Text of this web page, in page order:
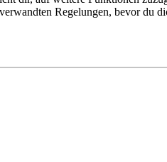
Regelungen, bevor du